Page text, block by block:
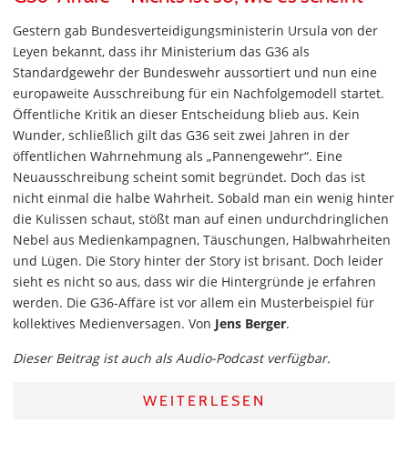
Gestern gab Bundesverteidigungsministerin Ursula von der
Leyen bekannt, dass ihr Ministerium das G36 als
Standardgewehr der Bundeswehr aussortiert und nun eine
europaweite Ausschreibung für ein Nachfolgemodell startet.
Öffentliche Kritik an dieser Entscheidung blieb aus. Kein
Wunder, schließlich gilt das G36 seit zwei Jahren in der
öffentlichen Wahrnehmung als „Pannengewehr“. Eine
Neuausschreibung scheint somit begründet. Doch das ist
nicht einmal die halbe Wahrheit. Sobald man ein wenig hinter
die Kulissen schaut, stößt man auf einen undurchdringlichen
Nebel aus Medienkampagnen, Täuschungen, Halbwahrheiten
und Lügen. Die Story hinter der Story ist brisant. Doch leider
sieht es nicht so aus, dass wir die Hintergründe je erfahren
werden. Die G36-Affäre ist vor allem ein Musterbeispiel für
kollektives Medienversagen. Von Jens Berger.
Dieser Beitrag ist auch als Audio-Podcast verfügbar.
WEITERLESEN